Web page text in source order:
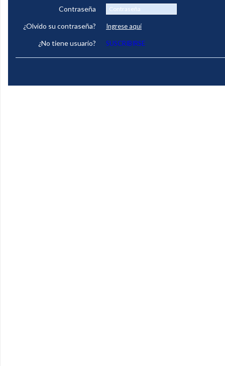
Contraseña
¿Olvido su contraseña?
Ingrese aquí
¿No tiene usuario? SUSCRIBIRSE